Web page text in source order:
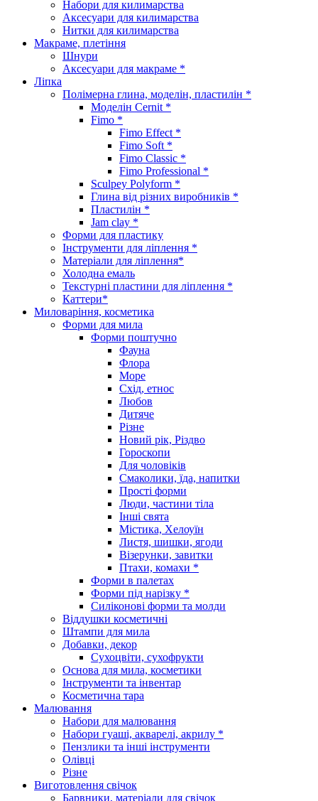
Набори для килимарства
Аксесуари для килимарства
Нитки для килимарства
Макраме, плетіння
Шнури
Аксесуари для макраме *
Ліпка
Полімерна глина, моделін, пластилін *
Моделін Cernit *
Fimo *
Fimo Effect *
Fimo Soft *
Fimo Classic *
Fimo Professional *
Sculpey Polyform *
Глина від різних виробників *
Пластилін *
Jam clay *
Форми для пластику
Інструменти для ліплення *
Матеріали для ліплення*
Холодна емаль
Текстурні пластини для ліплення *
Каттери*
Миловаріння, косметика
Форми для мила
Форми поштучно
Фауна
Флора
Море
Схід, етнос
Любов
Дитяче
Різне
Новий рік, Різдво
Гороскопи
Для чоловіків
Смаколики, їда, напитки
Прості форми
Люди, частини тіла
Інші свята
Містика, Хелоуїн
Листя, шишки, ягоди
Візерунки, завитки
Птахи, комахи *
Форми в палетах
Форми під нарізку *
Силіконові форми та молди
Віддушки косметичні
Штампи для мила
Добавки, декор
Сухоцвіти, сухофрукти
Основа для мила, косметики
Інструменти та інвентар
Косметична тара
Малювання
Набори для малювання
Набори гуаші, акварелі, акрилу *
Пензлики та інші інструменти
Олівці
Різне
Виготовлення свічок
Барвники, матеріали для свічок